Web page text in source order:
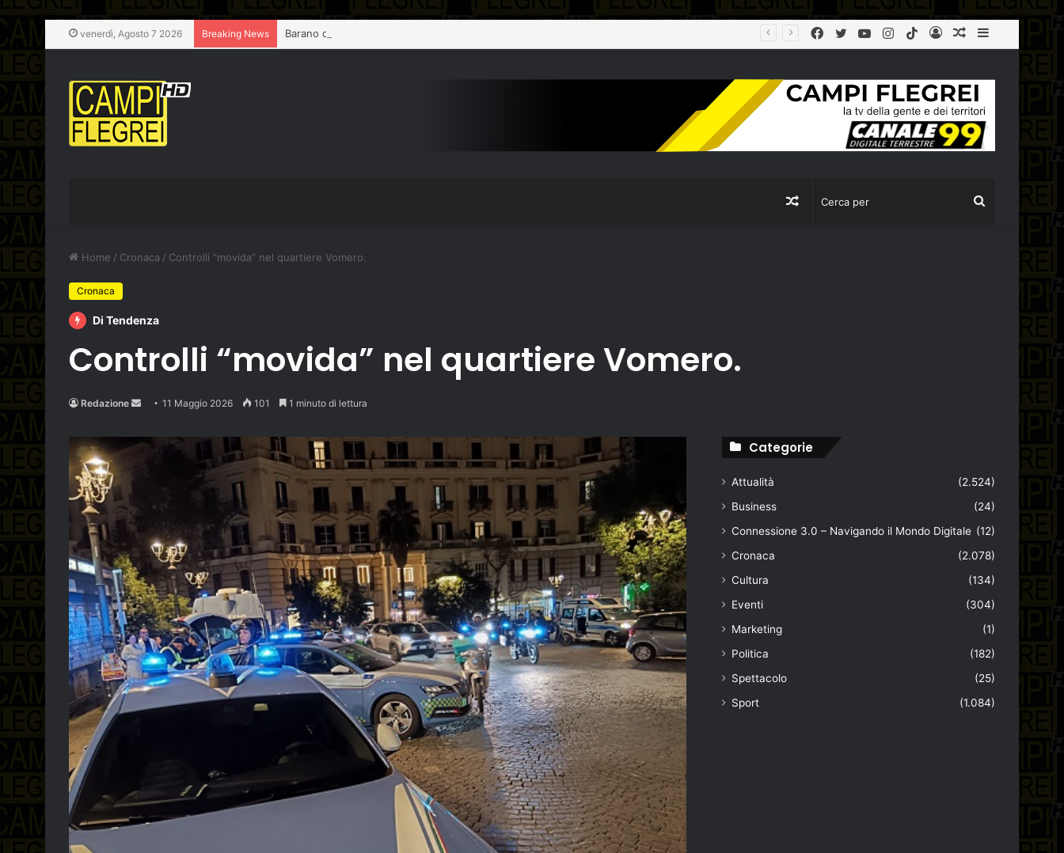
venerdì, Agosto 7 2026 Breaking News Barano d’Ischia: La Truffa ad anziani diventa rapina. Carabinieri arrestano 21enne Sidebar
Articolo
Log
TikTok
Instagram
YouTube
Twitter
Facebook
Cerca
Articolo
Home / Cronaca / Controlli “movida” nel quartiere Vomero.
Cronaca
Di Tendenza
Controlli “movida” nel quartiere Vomero.
Redazione
Send
email
11 Maggio 2026 101 1 minuto di lettura
Categorie
Attualità
(2.524)
Business
(24)
Connessione 3.0 – Navigando il Mondo Digitale (12)
Cronaca
(2.078)
Cultura
(134)
Eventi
(304)
Marketing
(1)
Politica
(182)
Spettacolo
(25)
Sport
(1.084)